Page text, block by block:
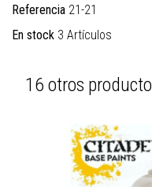
Referencia 21-21
En stock 3 Artículos
16 otros